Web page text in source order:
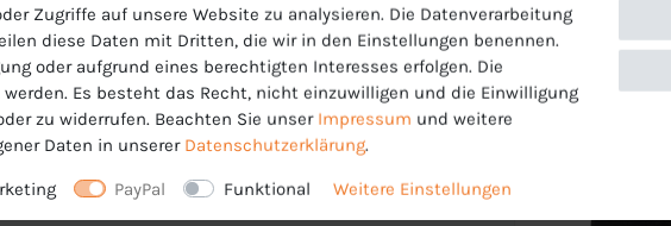
für Kinder hat folgende
Sporthose, die für viele verschiedene Sportarten
Zugriffe auf unsere Website zu analysieren. Die Datenverarbeitung
diese Daten mit Dritten, die wir in den Einstellungen benennen.
oder aufgrund eines berechtigten Interesses erfolgen. Die
Es besteht das Recht, nicht einzuwilligen und die Einwilligung
zu widerrufen. Beachten Sie unser Impressum und weitere
Daten in unserer Daten­schutz­erklärung.
PayPal Funktional Weitere Einstellungen